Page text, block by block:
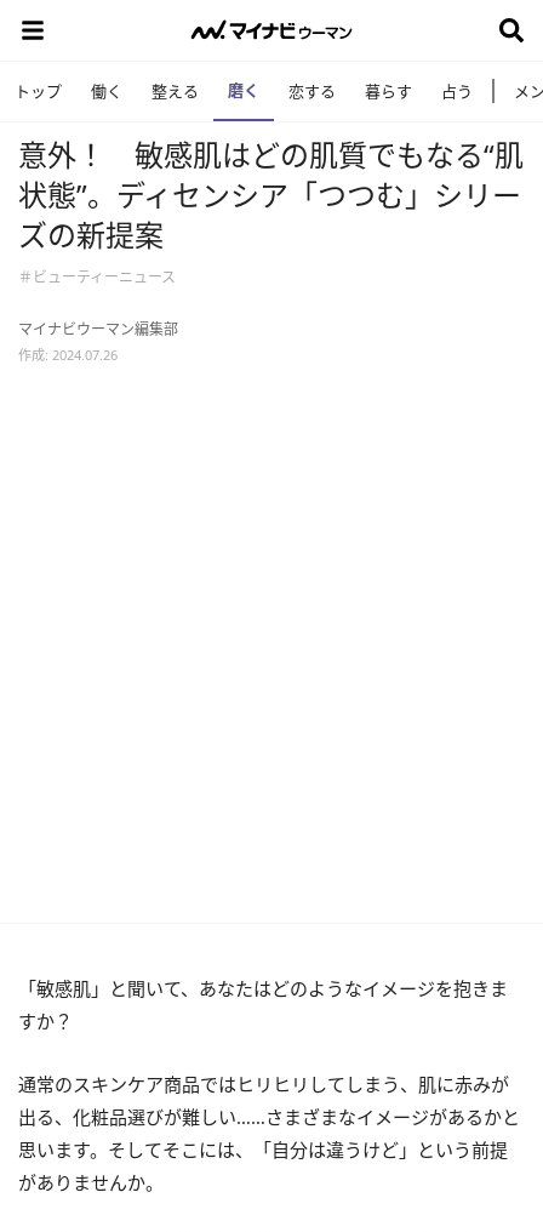
トップ 働く 整える 磨く 恋する 暮らす 占う メ
意外！ 敏感肌はどの肌質でもなる“肌
状態”。ディセンシア「つつむ」シリー
ズの新提案
＃ビューティーニュース
マイナビウーマン編集部
作成: 2024.07.26
「敏感肌」と聞いて、あなたはどのようなイメージを抱きま
すか？
通常のスキンケア商品ではヒリヒリしてしまう、肌に赤みが
出る、化粧品選びが難しい……さまざまなイメージがあるかと
思います。そしてそこには、「自分は違うけど」という前提
がありませんか。